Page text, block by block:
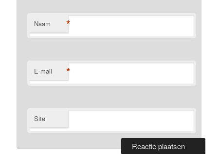
Naam *
E-mail *
Site